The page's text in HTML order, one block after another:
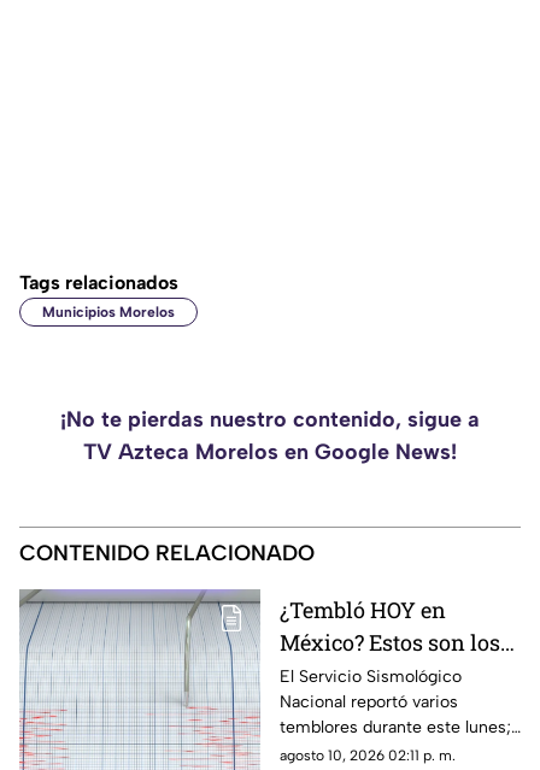
Tags relacionados
Municipios Morelos
¡No te pierdas nuestro contenido, sigue a
TV Azteca Morelos en Google News!
CONTENIDO RELACIONADO
¿Tembló HOY en
México? Estos son los
sismos registrados este
lunes 10 de agosto
El Servicio Sismológico
Nacional reportó varios
temblores durante este lunes;
el de mayor intensidad fue en
agosto 10, 2026 02:11 p. m.